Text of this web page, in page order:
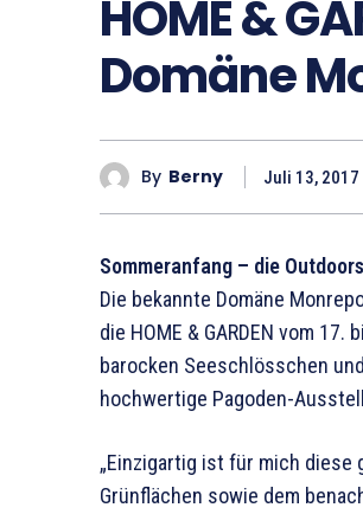
HOME &
Domäne
By Berny Juli 13, 2017
Sommeranfang – die
Die bekannte Domäne
die HOME & GARDEN vom
barocken Seeschlösschen
hochwertige Pagoden-
„Einzigartig ist für mich
Grünflächen sowie dem